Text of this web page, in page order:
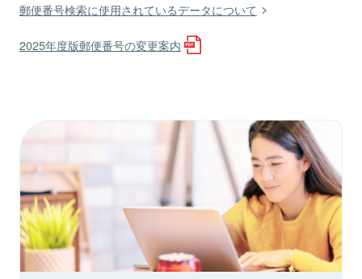
郵便番号検索に使用されているデータについて
2025年度版郵便番号の変更案内